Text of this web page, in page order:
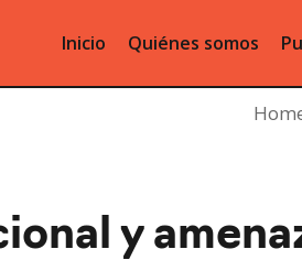
Inicio Quiénes somos
y